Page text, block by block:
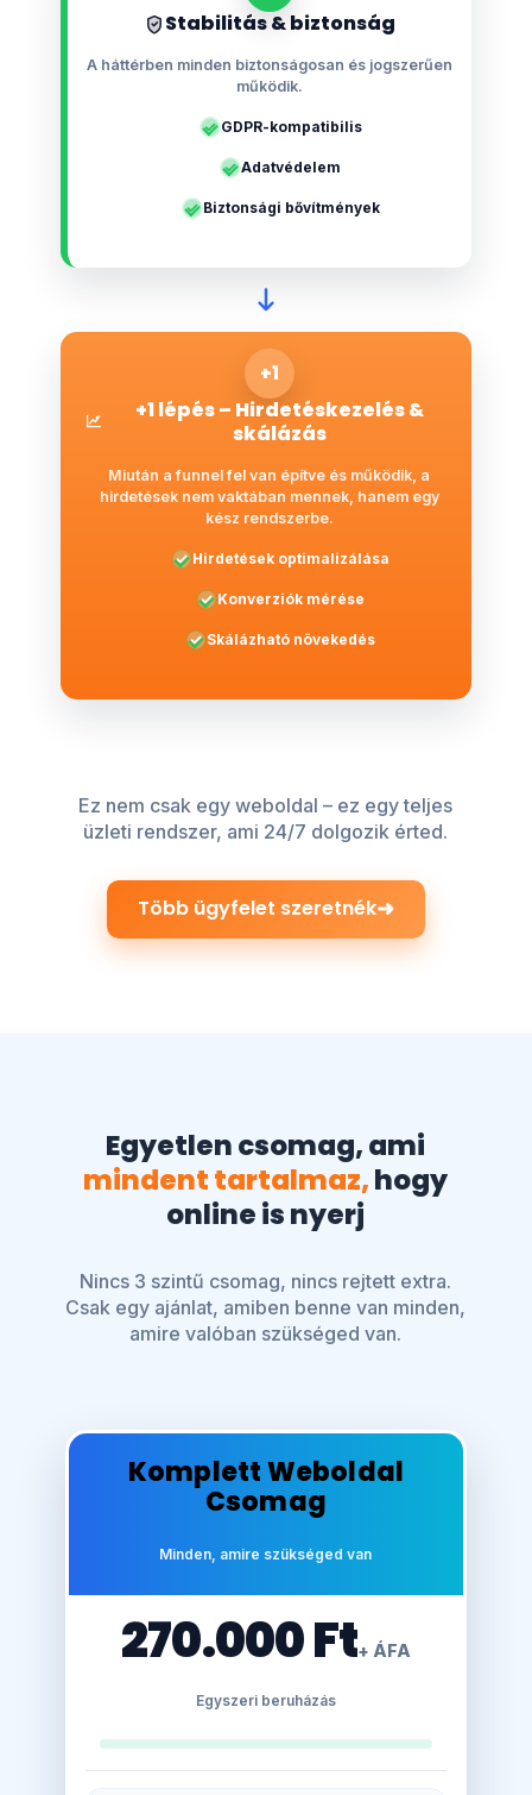
Stabilitás & biztonság
A háttérben minden biztonságosan és jogszerűen
működik.
GDPR-kompatibilis
Adatvédelem
Biztonsági bővítmények
+1
+1 lépés – Hirdetéskezelés &
skálázás
Miután a funnel fel van építve és működik, a
hirdetések nem vaktában mennek, hanem egy
kész rendszerbe.
Hirdetések optimalizálása
Konverziók mérése
Skálázható növekedés
Ez nem csak egy weboldal – ez egy teljes
üzleti rendszer, ami 24/7 dolgozik érted.
Több ügyfelet szeretnék➜
Egyetlen csomag, ami
mindent tartalmaz,hogy
online is nyerj
Nincs 3 szintű csomag, nincs rejtett extra.
Csak egy ajánlat, amiben benne van minden,
amire valóban szükséged van.
Komplett Weboldal
Csomag
Minden, amire szükséged van
270.000 Ft+ ÁFA
Egyszeri beruházás